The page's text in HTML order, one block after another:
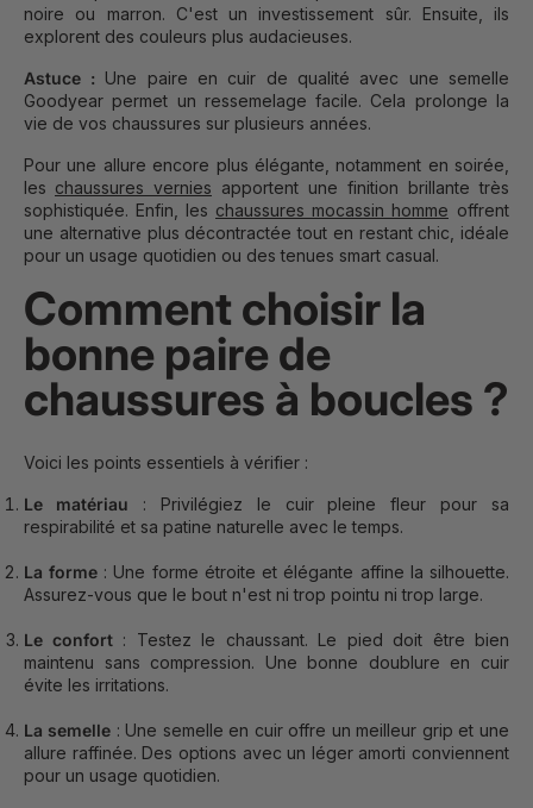
noire ou marron. C'est un investissement sûr. Ensuite, ils
explorent des couleurs plus audacieuses.
Astuce : Une paire en cuir de qualité avec une semelle
Goodyear permet un ressemelage facile. Cela prolonge la
vie de vos chaussures sur plusieurs années.
Pour une allure encore plus élégante, notamment en soirée,
les chaussures vernies apportent une finition brillante très
sophistiquée. Enfin, les chaussures mocassin homme offrent
une alternative plus décontractée tout en restant chic, idéale
pour un usage quotidien ou des tenues smart casual.
Comment choisir la
bonne paire de
chaussures à boucles ?
Voici les points essentiels à vérifier :
Le matériau : Privilégiez le cuir pleine fleur pour sa
respirabilité et sa patine naturelle avec le temps.
La forme : Une forme étroite et élégante affine la silhouette.
Assurez-vous que le bout n'est ni trop pointu ni trop large.
Le confort : Testez le chaussant. Le pied doit être bien
maintenu sans compression. Une bonne doublure en cuir
évite les irritations.
La semelle : Une semelle en cuir offre un meilleur grip et une
allure raffinée. Des options avec un léger amorti conviennent
pour un usage quotidien.